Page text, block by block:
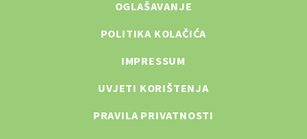
OGLAŠAVANJE
POLITIKA KOLAČIĆA
IMPRESSUM
UVJETI KORIŠTENJA
PRAVILA PRIVATNOSTI